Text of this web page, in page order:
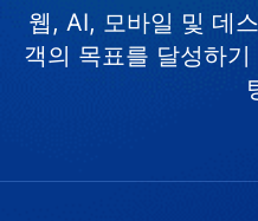
웹, AI, 모바일 및 데
객의 목표를 달성하